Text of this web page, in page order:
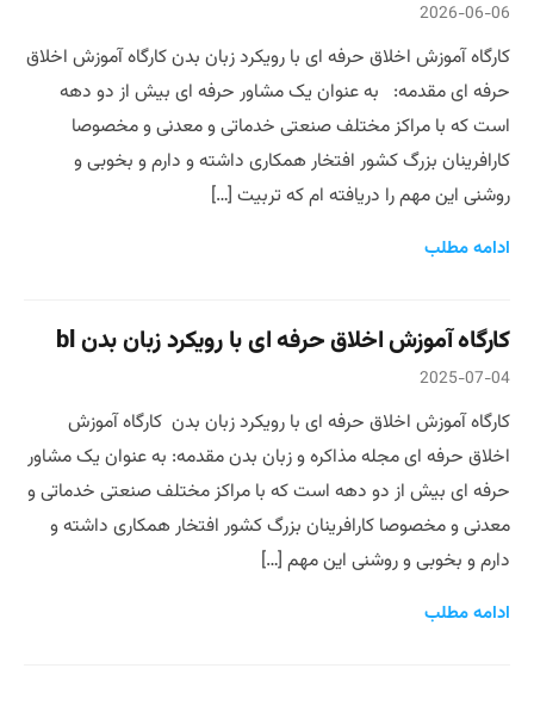
2026-06-06
کارگاه آموزش اخلاق حرفه ای با رویکرد زبان بدن کارگاه آموزش اخلاق
حرفه ای مقدمه: به عنوان یک مشاور حرفه ای بیش از دو دهه
است که با مراکز مختلف صنعتی خدماتی و معدنی و مخصوصا
کارافرینان بزرگ کشور افتخار همکاری داشته و دارم و بخوبی و
روشنی این مهم را دریافته ام که تربیت […]
ادامه مطلب
کارگاه آموزش اخلاق حرفه ای با رویکرد زبان بدن bl
2025-07-04
کارگاه آموزش اخلاق حرفه ای با رویکرد زبان بدن کارگاه آموزش
اخلاق حرفه ای مجله مذاکره و زبان بدن مقدمه: به عنوان یک مشاور
حرفه ای بیش از دو دهه است که با مراکز مختلف صنعتی خدماتی و
معدنی و مخصوصا کارافرینان بزرگ کشور افتخار همکاری داشته و
دارم و بخوبی و روشنی این مهم […]
ادامه مطلب